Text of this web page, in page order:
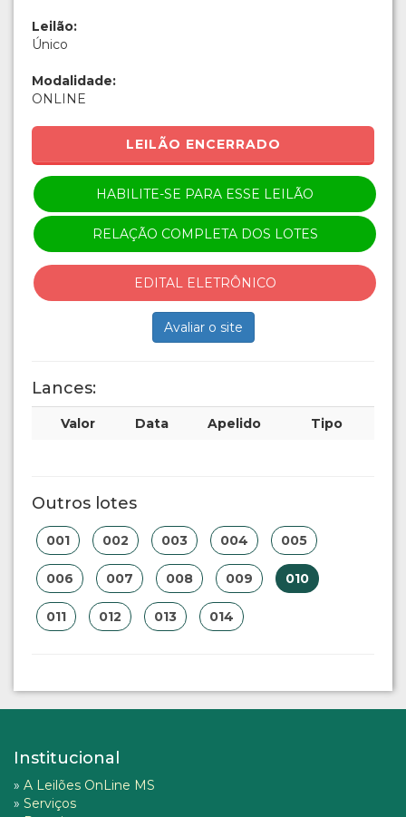
Leilão:
Único
Modalidade:
ONLINE
LEILÃO ENCERRADO
HABILITE-SE PARA ESSE LEILÃO
RELAÇÃO COMPLETA DOS LOTES
EDITAL ELETRÔNICO
Avaliar o site
Lances:
Valor Data Apelido Tipo
Outros lotes
001 002 003 004 005
006 007 008 009 010
011 012 013 014
Institucional
» A Leilões OnLine MS
» Serviços